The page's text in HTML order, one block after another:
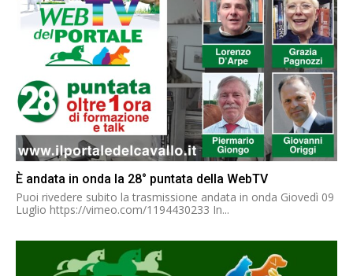
È andata in onda la 28° puntata della WebTV
Puoi rivedere subito la trasmissione andata in onda Giovedì 09
Luglio https://vimeo.com/1194430233 In...